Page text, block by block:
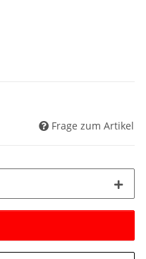
Frage zum Artikel